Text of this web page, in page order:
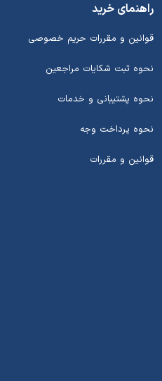
راهنمای خرید
قوانین و مقررات حریم خصوصی
نحوه ثبت شکایات مراجعین
نحوه پشتیبانی و خدمات
نحوه پرداخت وجه
قوانین و مقررات